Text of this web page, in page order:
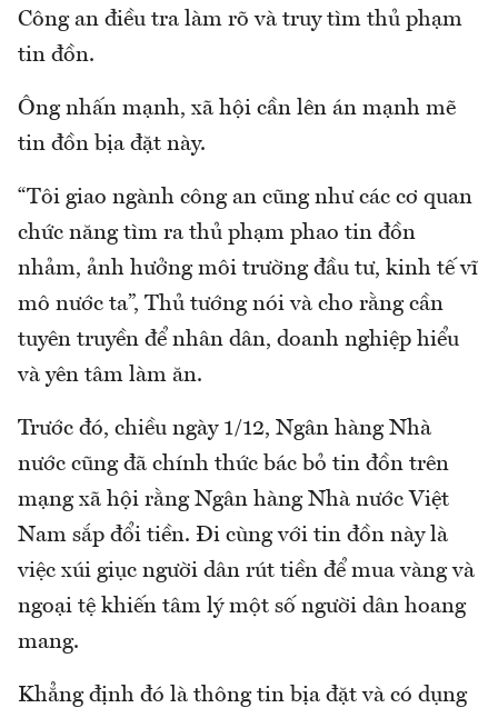
Công an điều tra làm rõ và truy tìm thủ phạm
tin đồn.
Ông nhấn mạnh, xã hội cần lên án mạnh mẽ
tin đồn bịa đặt này.
“Tôi giao ngành công an cũng như các cơ quan
chức năng tìm ra thủ phạm phao tin đồn
nhảm, ảnh hưởng môi trường đầu tư, kinh tế vĩ
mô nước ta”, Thủ tướng nói và cho rằng cần
tuyên truyền để nhân dân, doanh nghiệp hiểu
và yên tâm làm ăn.
Trước đó, chiều ngày 1/12, Ngân hàng Nhà
nước cũng đã chính thức bác bỏ tin đồn trên
mạng xã hội rằng Ngân hàng Nhà nước Việt
Nam sắp đổi tiền. Đi cùng với tin đồn này là
việc xúi giục người dân rút tiền để mua vàng và
ngoại tệ khiến tâm lý một số người dân hoang
mang.
Khẳng định đó là thông tin bịa đặt và có dụng